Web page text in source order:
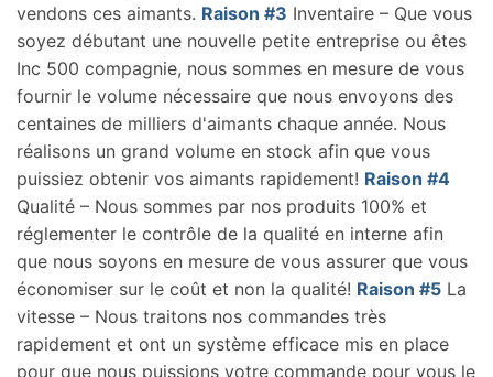
vendons ces aimants. Raison #3 Inventaire – Que vous
soyez débutant une nouvelle petite entreprise ou êtes
Inc 500 compagnie, nous sommes en mesure de vous
fournir le volume nécessaire que nous envoyons des
centaines de milliers d'aimants chaque année. Nous
réalisons un grand volume en stock afin que vous
puissiez obtenir vos aimants rapidement! Raison #4
Qualité – Nous sommes par nos produits 100% et
réglementer le contrôle de la qualité en interne afin
que nous soyons en mesure de vous assurer que vous
économiser sur le coût et non la qualité! Raison #5 La
vitesse – Nous traitons nos commandes très
rapidement et ont un système efficace mis en place
pour que nous puissions votre commande pour vous le